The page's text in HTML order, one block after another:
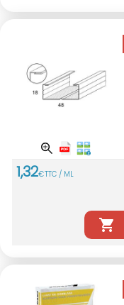
1,32€TTC / ML